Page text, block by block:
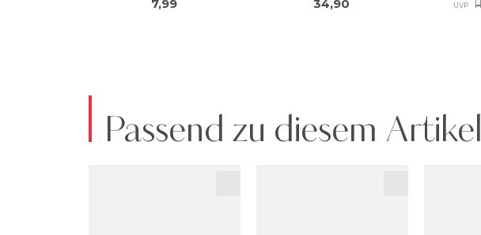
Passend zu diesem Artikel